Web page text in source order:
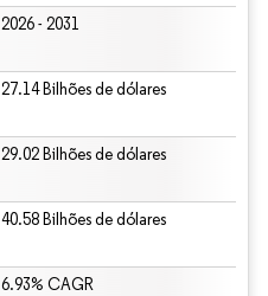
2026 - 2031
27.14 Bilhões de dólares
29.02 Bilhões de dólares
40.58 Bilhões de dólares
6.93% CAGR